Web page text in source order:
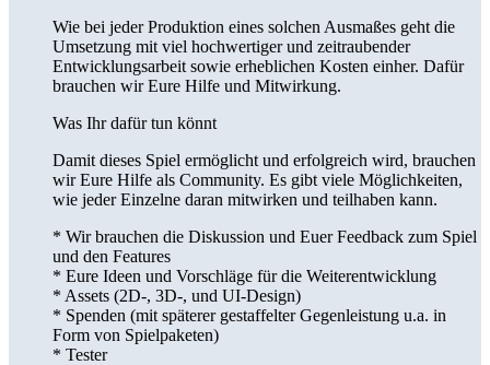
Wie bei jeder Produktion eines solchen Ausmaßes geht die
Umsetzung mit viel hochwertiger und zeitraubender
Entwicklungsarbeit sowie erheblichen Kosten einher. Dafür
brauchen wir Eure Hilfe und Mitwirkung.
Was Ihr dafür tun könnt
Damit dieses Spiel ermöglicht und erfolgreich wird, brauchen
wir Eure Hilfe als Community. Es gibt viele Möglichkeiten,
wie jeder Einzelne daran mitwirken und teilhaben kann.
* Wir brauchen die Diskussion und Euer Feedback zum Spiel
und den Features
* Eure Ideen und Vorschläge für die Weiterentwicklung
* Assets (2D-, 3D-, und UI-Design)
* Spenden (mit späterer gestaffelter Gegenleistung u.a. in
Form von Spielpaketen)
* Tester